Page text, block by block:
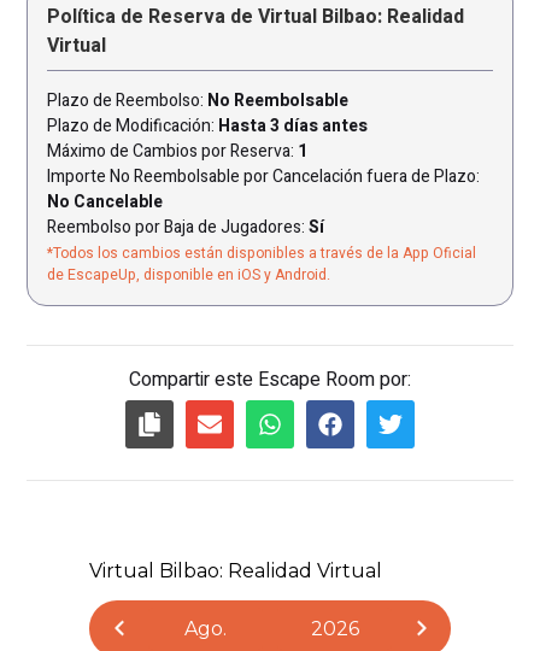
Política de Reserva de Virtual Bilbao: Realidad
Virtual
Plazo de Reembolso: No Reembolsable
Plazo de Modificación: Hasta 3 días antes
Máximo de Cambios por Reserva: 1
Importe No Reembolsable por Cancelación fuera de Plazo:
No Cancelable
Reembolso por Baja de Jugadores: Sí
*Todos los cambios están disponibles a través de la App Oficial
de EscapeUp, disponible en iOS y Android.
Compartir este Escape Room por: